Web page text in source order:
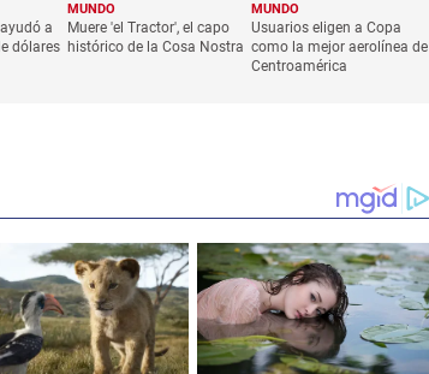
a
dólares
MUNDO
Muere 'el Tractor', el capo
histórico de la Cosa Nostra
MUNDO
Usuarios eligen a Copa
como la mejor aerolínea de
Centroamérica